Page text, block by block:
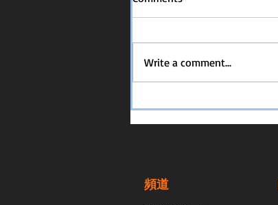
Write a comment...
頻道